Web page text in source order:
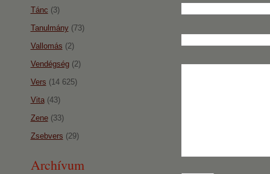
Tánc (3)
Tanulmány(73)
Vallomás (2)
Vendégség(2)
Vers (14 625)
Vita(43)
Zene(33)
Zsebvers (29)
Archívum